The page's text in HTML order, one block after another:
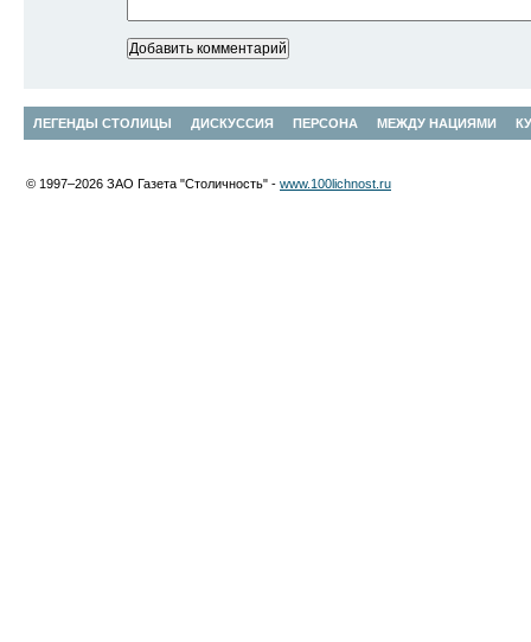
ЛЕГЕНДЫ СТОЛИЦЫ ДИСКУССИЯ ПЕРСОНА МЕЖДУ НАЦИЯМИ
© 1997–2026 ЗАО Газета "Столичность" - www.100lichnost.ru